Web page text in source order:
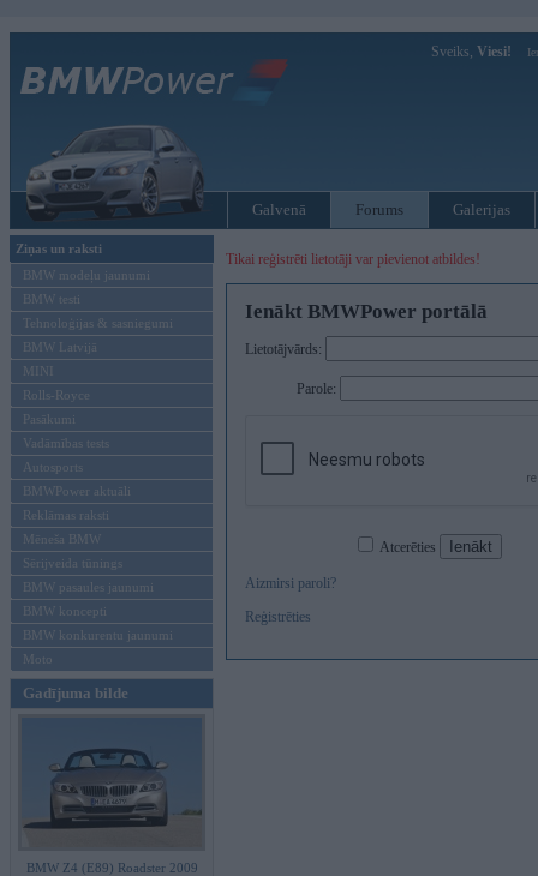
Sveiks, Viesi!
Galvenā Forums Galerijas
Ziņas un raksti
BMW modeļu jaunumi
BMW testi
Tehnoloģijas & sasniegumi
BMW Latvijā
MINI
Rolls-Royce
Pasākumi
Vadāmības tests
Autosports
BMWPower aktuāli
Reklāmas raksti
Mēneša BMW
Sērijveida tūnings
BMW pasaules jaunumi
BMW koncepti
BMW konkurentu jaunumi
Moto
Gadījuma bilde
BMW Z4 (E89) Roadster 2009
Tikai reģistrēti lietotāji var pievienot atbildes!
Ienākt BMWPower portālā
Lietotājvārds:
Parole:
Atcerēties
Aizmirsi paroli?
Reģistrēties